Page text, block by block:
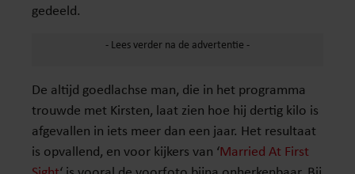
gedeeld.
De altijd goedlachse man, die in het programma
trouwde met Kirsten, laat zien hoe hij dertig kilo is
afgevallen in iets meer dan een jaar. Het resultaat
is opvallend, en voor kijkers van ‘Married At First